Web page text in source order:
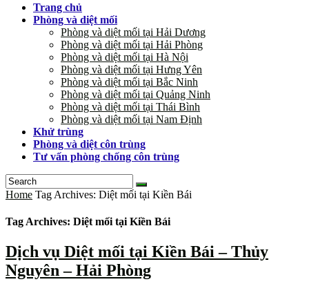
Trang chủ
Phòng và diệt mối
Phòng và diệt mối tại Hải Dương
Phòng và diệt mối tại Hải Phòng
Phòng và diệt mối tại Hà Nội
Phòng và diệt mối tại Hưng Yên
Phòng và diệt mối tại Bắc Ninh
Phòng và diệt mối tại Quảng Ninh
Phòng và diệt mối tại Thái Bình
Phòng và diệt mối tại Nam Định
Khử trùng
Phòng và diệt côn trùng
Tư vấn phòng chống côn trùng
Home Tag Archives: Diệt mối tại Kiền Bái
Tag Archives: Diệt mối tại Kiền Bái
Dịch vụ Diệt mối tại Kiền Bái – Thủy
Nguyên – Hải Phòng